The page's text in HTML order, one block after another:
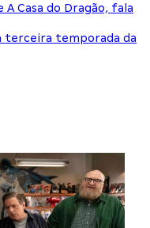
Casa do Dragão, fala
terceira temporada da